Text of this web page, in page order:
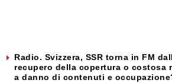
Radio. Svizzera, SSR torna in FM
recupero della copertura o costosa
a danno di contenuti e